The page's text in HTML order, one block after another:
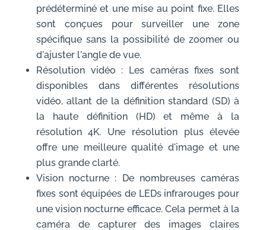
prédéterminé et une mise au point fixe. Elles
sont conçues pour surveiller une zone
spécifique sans la possibilité de zoomer ou
d'ajuster l'angle de vue.
Résolution vidéo : Les caméras fixes sont
disponibles dans différentes résolutions
vidéo, allant de la définition standard (SD) à
la haute définition (HD) et même à la
résolution 4K. Une résolution plus élevée
offre une meilleure qualité d'image et une
plus grande clarté.
Vision nocturne : De nombreuses caméras
fixes sont équipées de LEDs infrarouges pour
une vision nocturne efficace. Cela permet à la
caméra de capturer des images claires